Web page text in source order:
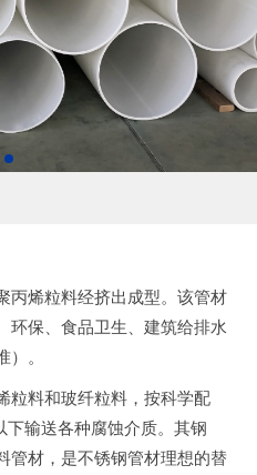
丙烯粒料经挤出成型。该管材
环保、食品卫生、建筑给排水
）。
粒料和玻纤粒料，按科学配
输送各种腐蚀介质。其钢
管材，是不锈钢管材理想的替